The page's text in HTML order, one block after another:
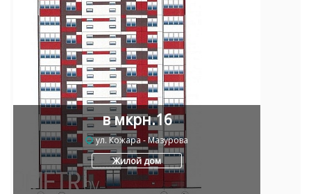
в мкрн.16
ул. Кожара - Мазурова
Жилой дом
Принять
Отклонить